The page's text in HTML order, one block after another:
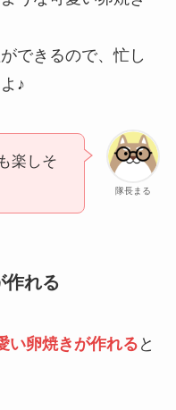
できるので、忙し
♪
隊長まる
楽しそ
れる
い卵焼きが作れる と